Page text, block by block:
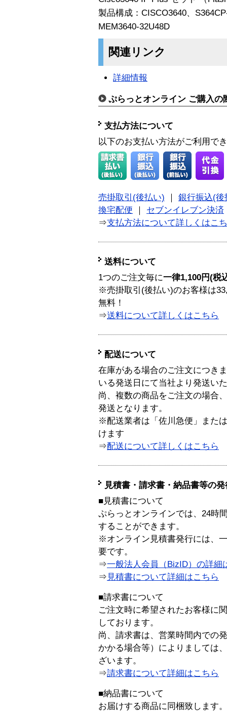
製品構成：CISCO3640、
MEM3640-32U48D
関連リンク
詳細情報
ぷらっとオンライン ご購入の
支払方法について
以下のお支払い方法がご利用で
売掛取引(後払い) ｜ 銀行振込(後
換宅配便 ｜ セブンイレブン決済
⇒支払方法について詳しくはこ
送料について
1つのご注文毎に一律1,100円(税
※売掛取引(後払い)のお客様は
無料！
⇒送料について詳しくはこちら
配送について
在庫がある場合のご注文につき
いる発送日にて当社より発送い
尚、複数の商品をご注文の場合
発送となります。
※配送業者は「佐川急便」また
けます
⇒配送について詳しくはこちら
見積書・請求書・納品書等の
■見積書について
ぷらっとオンラインでは、24時
することができます。
※オンライン見積書発行には、
要です。
⇒一般法人会員（BizID）の詳細
⇒ 見積書について詳細はこちら
■請求書について
ご注文時に希望されたお客様に
しております。
尚、請求書は、営業時間内での
かかる場合等）によりましては
ざいます。
⇒請求書について詳細はこちら
■納品書について
お届けする商品に同梱致します。